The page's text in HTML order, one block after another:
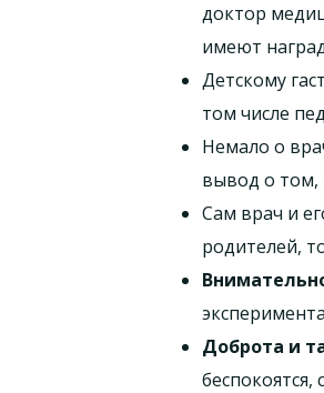
доктор
имеют
Детскому
том числе
Немало о
вывод о том,
Сам врач и
родителей,
Доброта и